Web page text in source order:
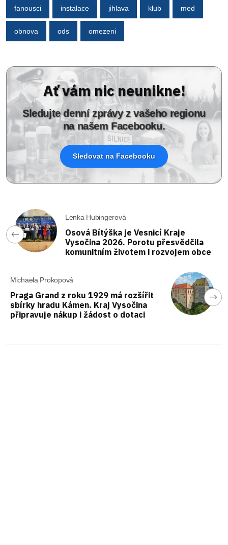
fanousci instalace jihlava klub med
obnova ods omezeni
Ať vám nic neunikne!
Sledujte denní zprávy z vašeho regionu
na našem Facebooku.
Sledovat na Facebooku
Lenka Hubingerová
Osová Bítýška je Vesnicí Kraje
Vysočina 2026. Porotu přesvědčila
komunitním životem i rozvojem obce
Michaela Prokopová
Praga Grand z roku 1929 má rozšířit
sbírky hradu Kámen. Kraj Vysočina
připravuje nákup i žádost o dotaci